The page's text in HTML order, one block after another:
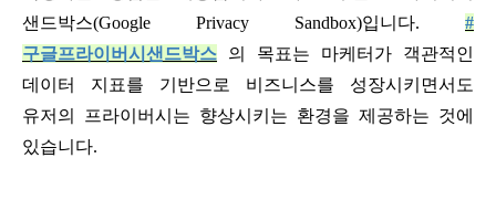
샌드박스(Google Privacy Sandbox)입니다. #
구글프라이버시샌드박스 의 목표는 마케터가 객관적인
데이터 지표를 기반으로 비즈니스를 성장시키면서도
유저의 프라이버시는 향상시키는 환경을 제공하는 것에
있습니다.